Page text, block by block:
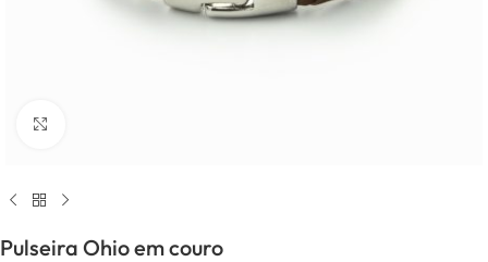
Pulseira Ohio em couro